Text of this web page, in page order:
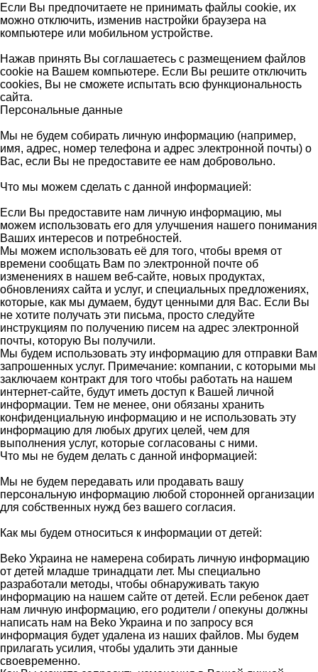
Если Вы предпочитаете не принимать файлы cookie, их
можно отключить, изменив настройки браузера на
компьютере или мобильном устройстве.
Нажав принять Вы соглашаетесь с размещением файлов
cookie на Вашем компьютере. Если Вы решите отключить
cookies, Вы не сможете испытать всю функциональность
сайта.
Персональные данные
Мы не будем собирать личную информацию (например,
имя, адрес, номер телефона и адрес электронной почты) о
Вас, если Вы не предоставите ее нам добровольно.
Что мы можем сделать с данной информацией:
Если Вы предоставите нам личную информацию, мы
можем использовать его для улучшения нашего понимания
Ваших интересов и потребностей.
Мы можем использовать её для того, чтобы время от
времени сообщать Вам по электронной почте об
изменениях в нашем веб-сайте, новых продуктах,
обновлениях сайта и услуг, и специальных предложениях,
которые, как мы думаем, будут ценными для Вас. Если Вы
не хотите получать эти письма, просто следуйте
инструкциям по получению писем на адрес электронной
почты, которую Вы получили.
Мы будем использовать эту информацию для отправки Вам
запрошенных услуг. Примечание: компании, с которыми мы
заключаем контракт для того чтобы работать на нашем
интернет-сайте, будут иметь доступ к Вашей личной
информации. Тем не менее, они обязаны хранить
конфиденциальную информацию и не использовать эту
информацию для любых других целей, чем для
выполнения услуг, которые согласованы с ними.
Что мы не будем делать с данной информацией:
Мы не будем передавать или продавать вашу
персональную информацию любой сторонней организации
для собственных нужд без вашего согласия.
Как мы будем относиться к информации от детей:
Beko Украина не намерена собирать личную информацию
от детей младше тринадцати лет. Мы специально
разработали методы, чтобы обнаруживать такую
информацию на нашем сайте от детей. Если ребенок дает
нам личную информацию, его родители / опекуны должны
написать нам на Beko Украина и по запросу вся
информация будет удалена из наших файлов. Мы будем
прилагать усилия, чтобы удалить эти данные
своевременно.